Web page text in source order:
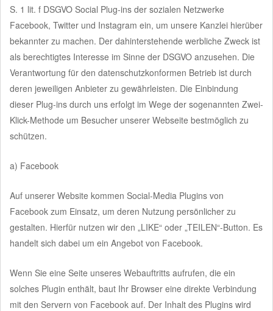
S. 1 lit. f DSGVO Social Plug-ins der sozialen Netzwerke
Facebook, Twitter und Instagram ein, um unsere Kanzlei hierüber
bekannter zu machen. Der dahinterstehende werbliche Zweck ist
als berechtigtes Interesse im Sinne der DSGVO anzusehen. Die
Verantwortung für den datenschutzkonformen Betrieb ist durch
deren jeweiligen Anbieter zu gewährleisten. Die Einbindung
dieser Plug-ins durch uns erfolgt im Wege der sogenannten Zwei-
Klick-Methode um Besucher unserer Webseite bestmöglich zu
schützen.
a) Facebook
Auf unserer Website kommen Social-Media Plugins von
Facebook zum Einsatz, um deren Nutzung persönlicher zu
gestalten. Hierfür nutzen wir den „LIKE“ oder „TEILEN“-Button. Es
handelt sich dabei um ein Angebot von Facebook.
Wenn Sie eine Seite unseres Webauftritts aufrufen, die ein
solches Plugin enthält, baut Ihr Browser eine direkte Verbindung
mit den Servern von Facebook auf. Der Inhalt des Plugins wird